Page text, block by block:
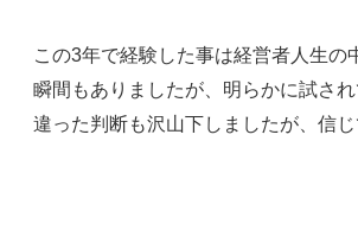
この3年で経験した事は経営者人生
瞬間もありましたが、明らかに試さ
違った判断も沢山下しましたが、信